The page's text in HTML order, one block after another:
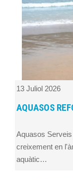
13 Juliol 2026
AQUASOS
Aquasos
creixement en
aquàtic…